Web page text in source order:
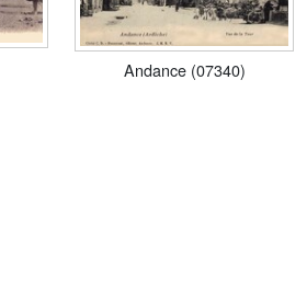
Andance (07340)